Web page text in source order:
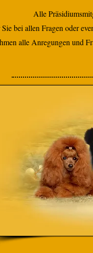
Alle
bei allen Fragen oder
alle Anregungen und